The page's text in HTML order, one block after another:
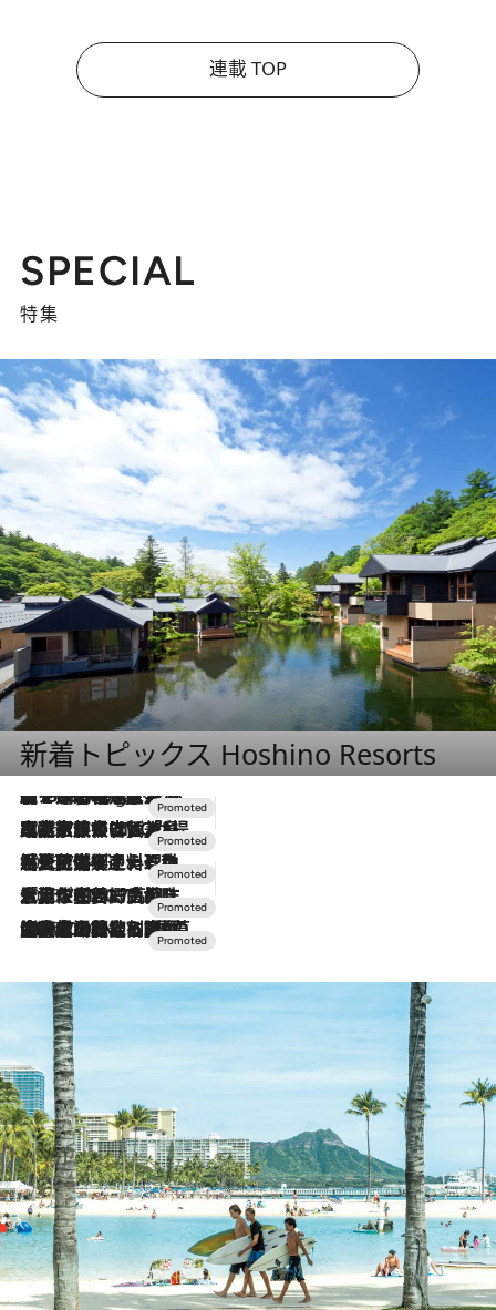
連載 TOP
SPECIAL
特集
新着トピックス Hoshino Resorts
1 Hour Ago
【トンボの足水浴】ヒノキの香りに包まれて涼感マックス！約13℃の湧水かけ流しを避暑地「星野温泉 トンボの湯」で体験
2026.7.31
【ホテル帰省】という選択肢をOMOが提案。家族とほどよい距離を保つには「昼は実家、夜は気兼ねなくホテルで！」
2026.7.24
【夏限定ディナーコース】旬を迎える稚鮎や花ズッキーニなどをイタリア・トスカーナの郷土料理の手法で満喫！
2026.7.17
「土佐和ハーブかき氷」がOMO7高知に登場！生姜、山椒、大葉など目にも舌にも涼を呼ぶ郷土の味
2026.7.10
NEW OPEN！【界 草津】名湯の地に誕生。趣の異なる2種の温泉と上州ならではの会席・蕎麦割烹など美食を味わう究極の癒やし旅